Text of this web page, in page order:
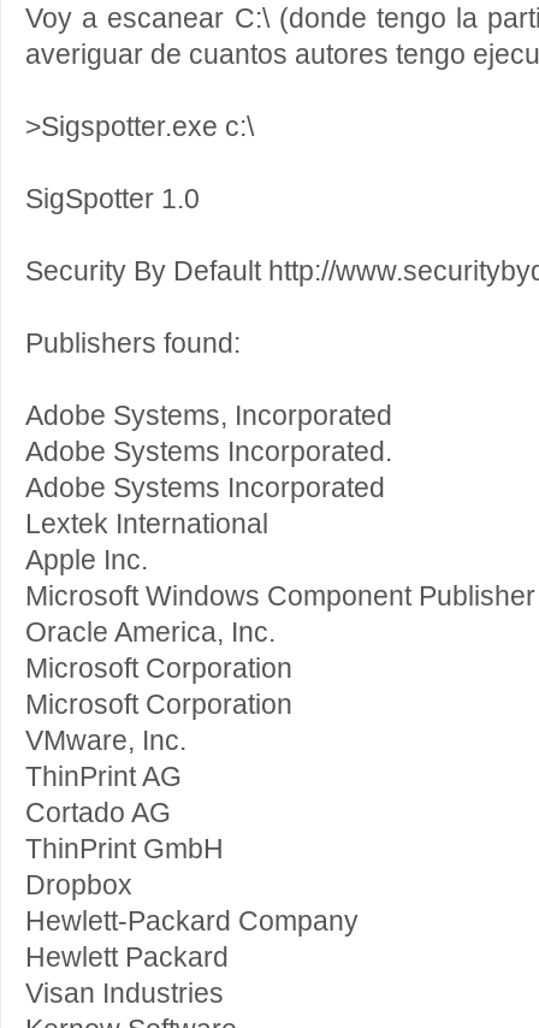
Voy a escanear C:\ (donde tengo la
averiguar de cuantos autores tengo
>Sigspotter.exe c:\
SigSpotter 1.0
Security By Default http://
Publishers found:
Adobe Systems, Incorporated
Adobe Systems Incorporated.
Adobe Systems Incorporated
Lextek International
Apple Inc.
Microsoft Windows Component Publisher
Oracle America, Inc.
Microsoft Corporation
Microsoft Corporation
VMware, Inc.
ThinPrint AG
Cortado AG
ThinPrint GmbH
Dropbox
Hewlett-Packard Company
Hewlett Packard
Visan Industries